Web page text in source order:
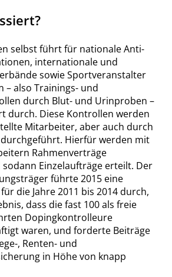
selbst führt für nationale Anti-
internationale und
sowie Sportveranstalter
– also Trainings- und
durch Blut- und Urinproben –
durch. Diese Kontrollen werden
Mitarbeiter, aber auch durch
Hierfür werden mit
Rahmenverträge
sodann Einzelaufträge erteilt. Der
führte 2015 eine
die Jahre 2011 bis 2014 durch,
dass die fast 100 als freie
Dopingkontrolleure
waren, und forderte Beiträge
, Renten- und
in Höhe von knapp